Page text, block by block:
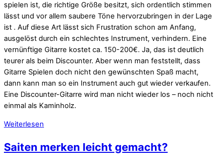
spielen ist, die richtige Größe besitzt, sich ordentlich stimmen
lässt und vor allem saubere Töne hervorzubringen in der Lage
ist . Auf diese Art lässt sich Frustration schon am Anfang,
ausgelöst durch ein schlechtes Instrument, verhindern. Eine
vernünftige Gitarre kostet ca. 150-200€. Ja, das ist deutlich
teurer als beim Discounter. Aber wenn man feststellt, dass
Gitarre Spielen doch nicht den gewünschten Spaß macht,
dann kann man so ein Instrument auch gut wieder verkaufen.
Eine Discounter-Gitarre wird man nicht wieder los – noch nicht
einmal als Kaminholz.
Weiterlesen
Saiten merken leicht gemacht?